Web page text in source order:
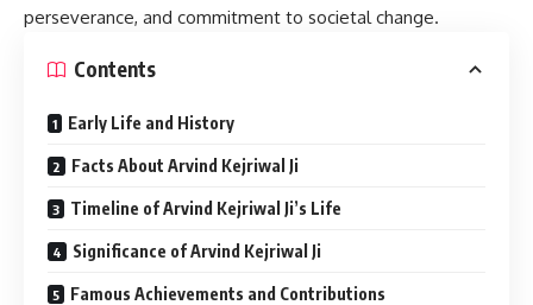
perseverance, and commitment to societal change.
Contents
Early Life and History
Facts About Arvind Kejriwal Ji
Timeline of Arvind Kejriwal Ji’s Life
Significance of Arvind Kejriwal Ji
Famous Achievements and Contributions